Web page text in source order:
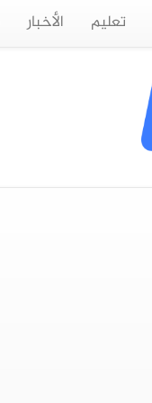
تعليم الأخبار